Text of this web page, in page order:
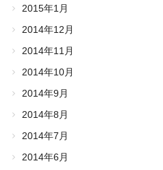
2015年1月
2014年12月
2014年11月
2014年10月
2014年9月
2014年8月
2014年7月
2014年6月